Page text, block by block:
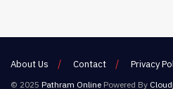
About Us Contact Privacy
© 2025 Pathram Online Powered By